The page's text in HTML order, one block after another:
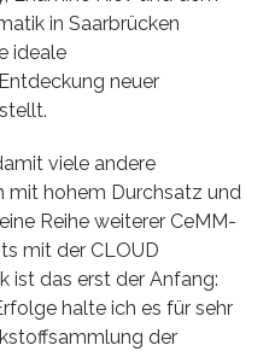
in Saarbrücken
ideale
neuer
viele andere
mit hohem Durchsatz und
Reihe weiterer CeMM-
mit der CLOUD
ist das erst der Anfang:
halte ich es für sehr
der